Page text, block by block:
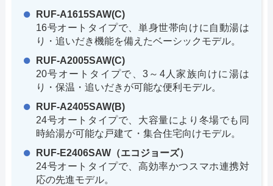
RUF-A1615SAW(C)
16号オートタイプで、単身世帯向けに自動湯は
り・追いだき機能を備えたベーシックモデル。
RUF-A2005SAW(C)
20号オートタイプで、3～4人家族向けに湯は
り・保温・追いだきが可能な便利モデル。
RUF-A2405SAW(B)
24号オートタイプで、大容量により冬場でも同
時給湯が可能な戸建て・集合住宅向けモデル。
RUF-E2406SAW（エコジョーズ）
24号オートタイプで、高効率かつスマホ連携対
応の先進モデル。